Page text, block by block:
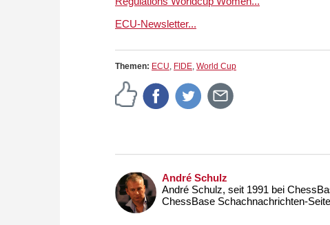
ECU-Newsletter...
Themen: ECU, FIDE, World Cup
André Schulz
André Schulz, seit 1991 bei
ChessBase Schachnachrichten-